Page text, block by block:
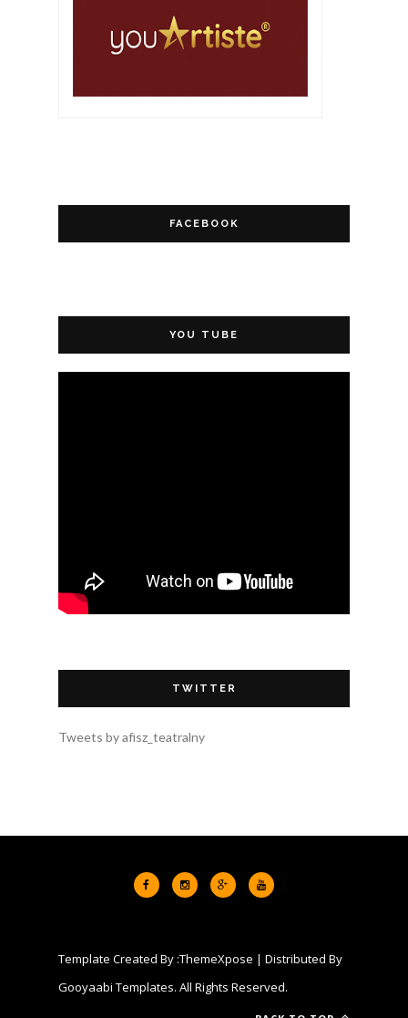
FACEBOOK
YOU TUBE
TWITTER
Tweets by afisz_teatralny
Template Created By :ThemeXpose | Distributed By
Gooyaabi Templates. All Rights Reserved.